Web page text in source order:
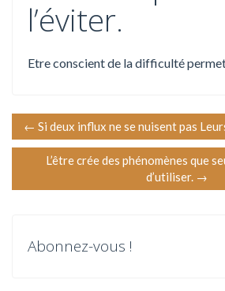
l’éviter.
Etre conscient de la difficulté permet
N
a
v
← Si deux influx ne se nuisent pas
L’être crée des phénomènes que
d’utiliser. →
Abonnez-vous !